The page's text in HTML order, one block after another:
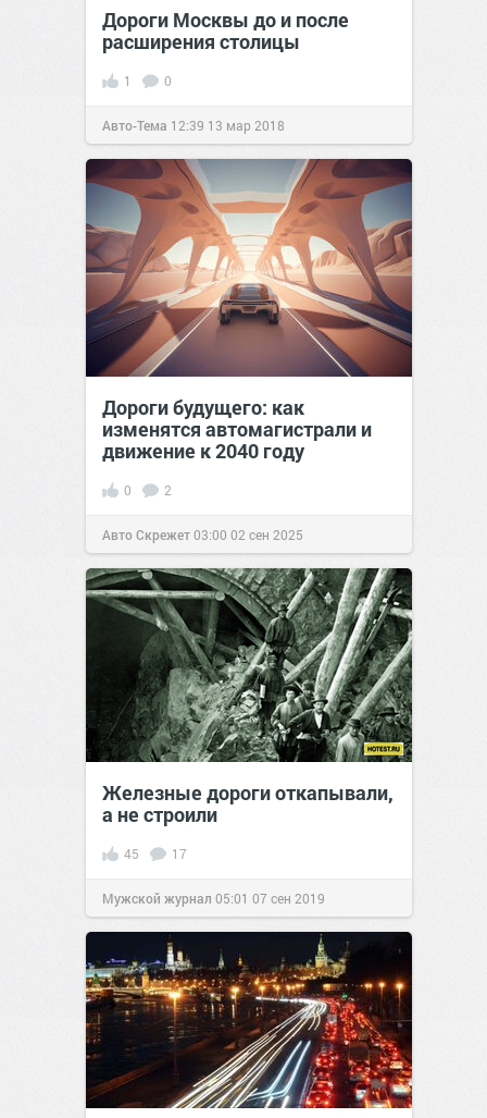
Дороги Москвы до и после
расширения столицы
1 0
Авто-Тема 12:39 13 мар 2018
Дороги будущего: как
изменятся автомагистрали и
движение к 2040 году
0 2
Авто Скрежет03:00 02 сен 2025
Железные дороги откапывали,
а не строили
45 17
Мужской журнал 05:01 07 сен 2019